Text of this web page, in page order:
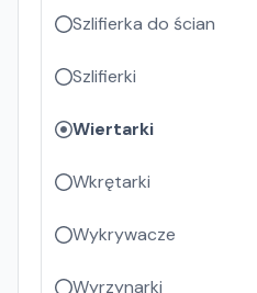
Szlifierka do ścian
Szlifierki
Wiertarki
Wkrętarki
Wykrywacze
Wyrzynarki